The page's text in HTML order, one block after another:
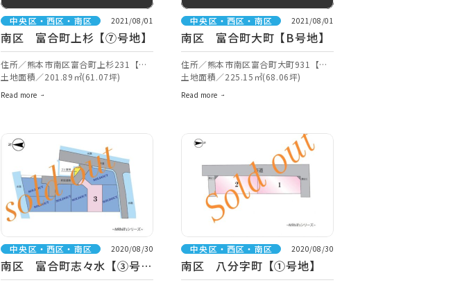
中央区・西区・南区 2021/08/01
南区 富合町上杉【⑦号地】
住所／熊本市南区富合町上杉231【ナ
ビ検索】
土地面積／201.89㎡(61.07坪)
Read more
中央区・西区・南区 2021/08/01
南区 富合町大町【B号地】
住所／熊本市南区富合町大町931【ナ
ビ検索】
土地面積／225.15㎡(68.06坪)
Read more
中央区・西区・南区 2020/08/30
南区 富合町志々水【③号
中央区・西区・南区 2020/08/30
南区 八分字町【①号地】